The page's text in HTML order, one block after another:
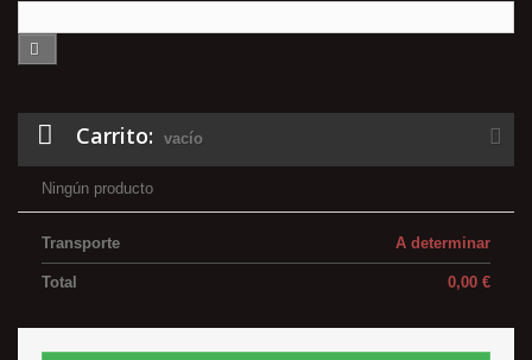
Carrito: vacío
Ningún producto
A determinar
Transporte
0,00 €
Total